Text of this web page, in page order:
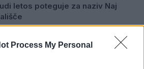
Process My Personal
letos poteguje za naziv Naj